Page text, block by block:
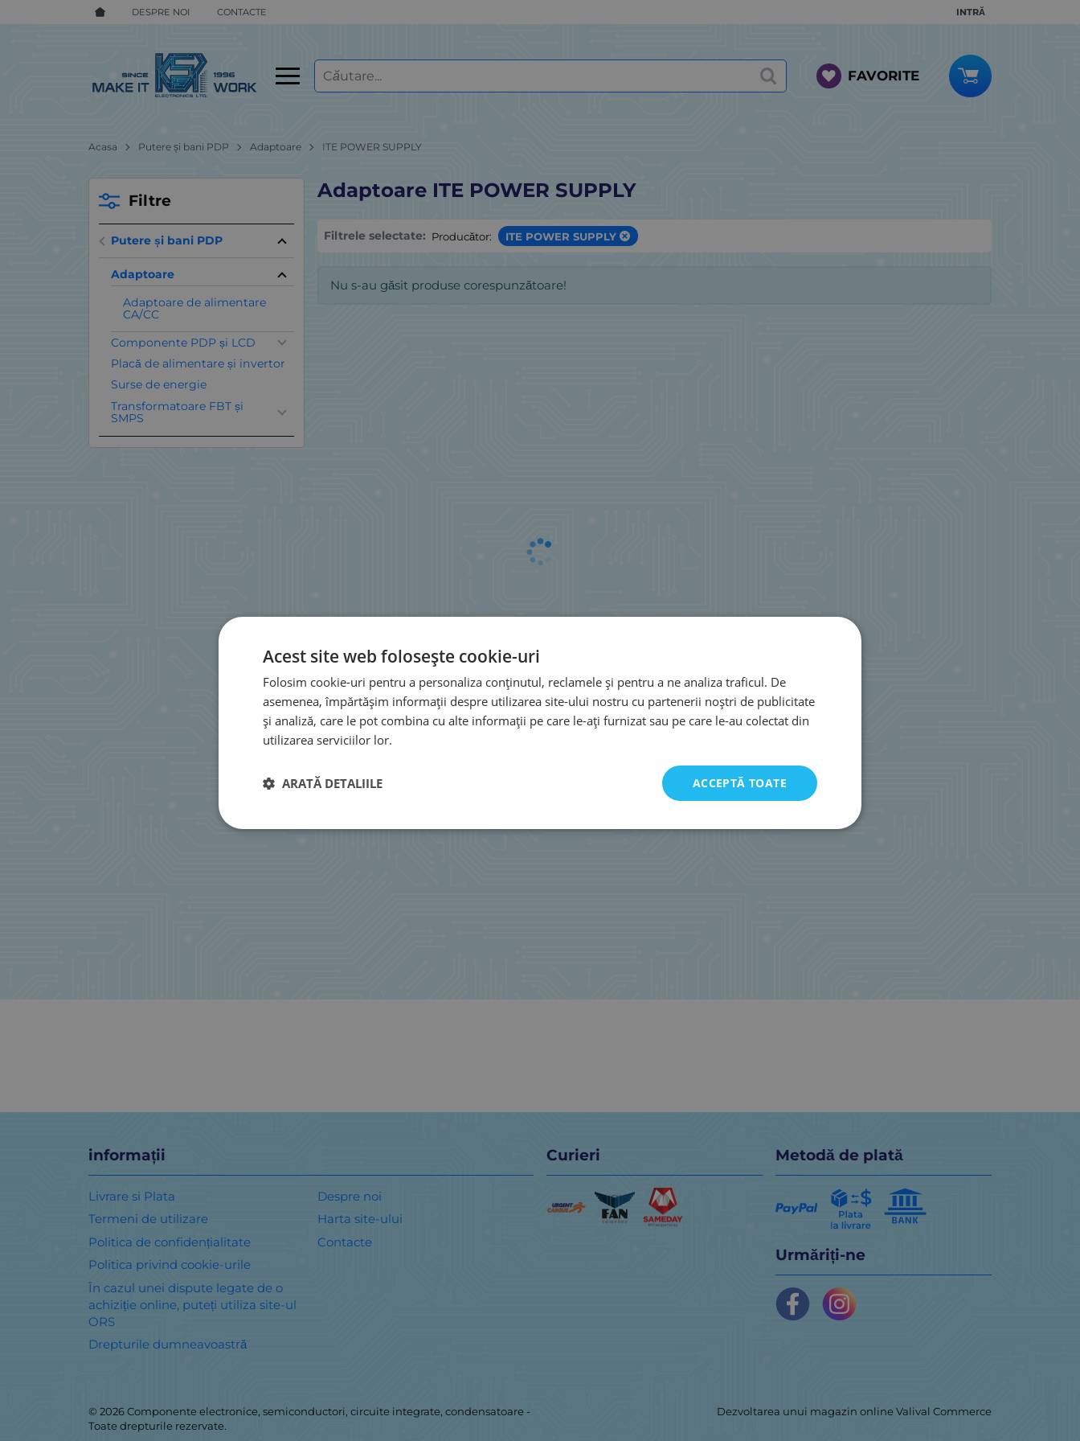
DESPRE NOI CONTACTE INTRĂ
FAVORITE
Acasa Putere și bani PDP Adaptoare ITE POWER SUPPLY
Adaptoare ITE POWER SUPPLY
Filtrele selectate: Producător: ITE POWER SUPPLY
Nu s-au găsit produse corespunzătoare!
Filtre
Putere și bani PDP
Adaptoare
Adaptoare de alimentare
CA/CC
Componente PDP și LCD
Placă de alimentare și invertor
Surse de energie
Transformatoare FBT și
SMPS
informații
Livrare si Plata
Termeni de utilizare
Politica de confidențialitate
Politica privind cookie-urile
În cazul unei dispute legate de o
achiziție online, puteți utiliza site-ul
ORS
Drepturile dumneavoastră
Despre noi
Harta site-ului
Contacte
Curieri Metodă de plată
Urmăriți-ne
© 2026Componente electronice, semiconductori, circuite integrate, condensatoare -
Toate drepturile rezervate.
Dezvoltarea unui magazin onlineValival Commerce
Acest site web folosește cookie-uri
Folosim cookie-uri pentru a personaliza conținutul, reclamele și pentru a ne analiza traficul. De
asemenea, împărtășim informații despre utilizarea site-ului nostru cu partenerii noștri de publicitate
și analiză, care le pot combina cu alte informații pe care le-ați furnizat sau pe care le-au colectat din
utilizarea serviciilor lor.
ACCEPTĂ TOATE
ARATĂ DETALIILE